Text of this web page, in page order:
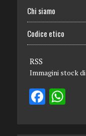
Chi siamo
Codice etico
RSS
Immagini stock di